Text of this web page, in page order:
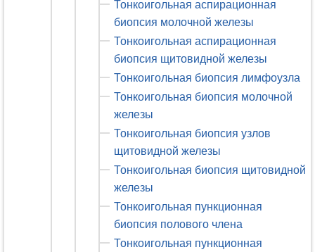
Тонкоигольная аспирационная
биопсия молочной железы
Тонкоигольная аспирационная
биопсия щитовидной железы
Тонкоигольная биопсия лимфоузла
Тонкоигольная биопсия молочной
железы
Тонкоигольная биопсия узлов
щитовидной железы
Тонкоигольная биопсия щитовидной
железы
Тонкоигольная пункционная
биопсия полового члена
Тонкоигольная пункционная